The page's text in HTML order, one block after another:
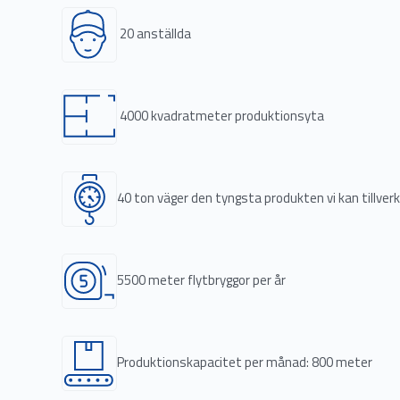
20 anställda
4000 kvadratmeter produktionsyta
40 ton väger den tyngsta produkten vi kan
5500 meter flytbryggor per år
Produktionskapacitet per månad: 800 meter